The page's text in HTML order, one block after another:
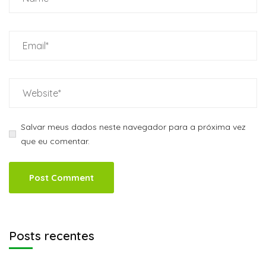
Salvar meus dados neste navegador para a próxima vez
que eu comentar.
Posts recentes